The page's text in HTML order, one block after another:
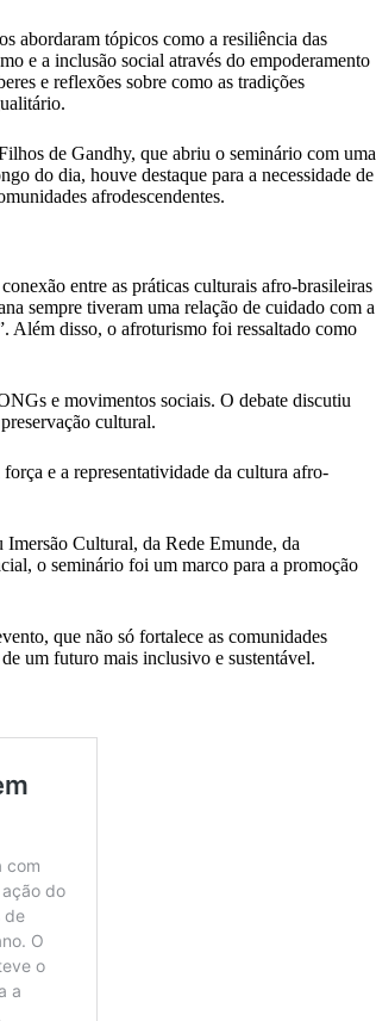
abordaram tópicos como a resiliência das
e a inclusão social através do empoderamento
e reflexões sobre como as tradições
de Gandhy, que abriu o seminário com uma
do dia, houve destaque para a necessidade de
afrodescendentes.
entre as práticas culturais afro-brasileiras
sempre tiveram uma relação de cuidado com a
Além disso, o afroturismo foi ressaltado como
e movimentos sociais. O debate discutiu
cultural.
e a representatividade da cultura afro-
Cultural, da Rede Emunde, da
o seminário foi um marco para a promoção
que não só fortalece as comunidades
um futuro mais inclusivo e sustentável.